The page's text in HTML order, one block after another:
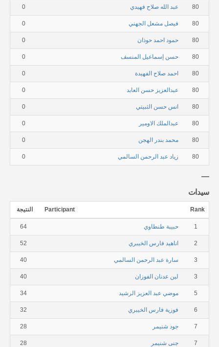
80 عبد الله صلاح فهيدي 0
80 فيصل مشعل الجهني 0
80 حمود احمد حوذان 0
80 حسن إسماعيل المنسف 0
80 احمد صلاح الفهيدة 0
80 عبدالعزيز حسن العابد 0
80 انس حسن الثبيتي 0
80 عبدالملك الاومير 0
80 محمد بندر الهجن 0
80 زياد عبد الرحمن السالمي 0
سيدات
Rank
Participant النتيجة
1 حبيبة طنطاوي 64
2 اناهيد فارس الخيبري 52
3 سارة عبد الرحمن السالمي 40
3 لين عدنان الفوزان 40
5 موضي عبد العزيز الرشيد 34
6 فوزية فارس الخيبري 32
7 جود شنيمر 28
7 جنى شنيمر 28